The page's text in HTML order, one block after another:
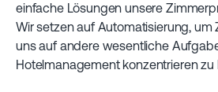
einfache Lösungen unsere
Wir setzen auf Automatisierung, um
uns auf andere wesentliche
Hotelmanagement konzentrieren zu